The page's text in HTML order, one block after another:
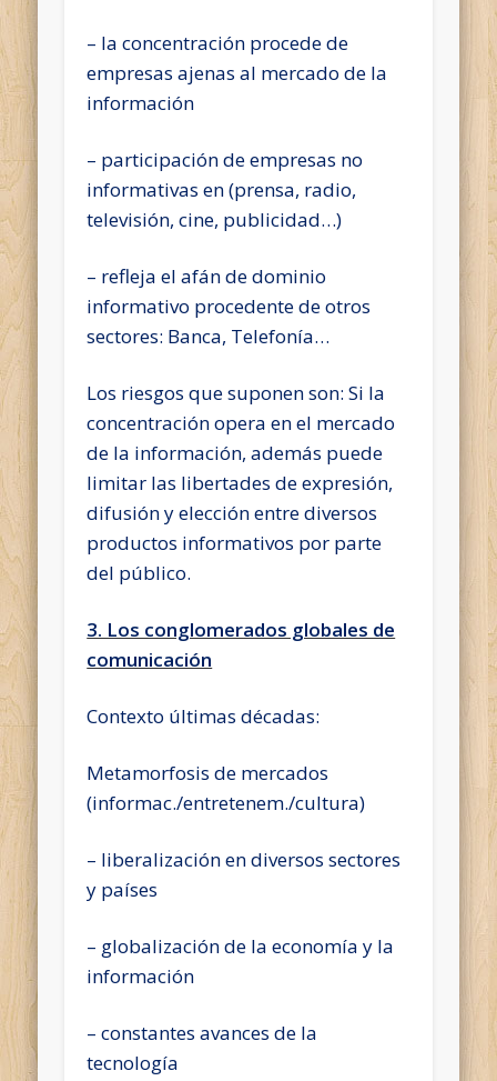
– la concentración procede de
empresas ajenas al mercado de la
información
– participación de empresas no
informativas en (prensa, radio,
televisión, cine, publicidad…)
– refleja el afán de dominio
informativo procedente de otros
sectores: Banca, Telefonía…
Los riesgos que suponen son: Si la
concentración opera en el mercado
de la información, además puede
limitar las libertades de expresión,
difusión y elección entre diversos
productos informativos por parte
del público.
3. Los conglomerados globales de
comunicación
Contexto últimas décadas:
Metamorfosis de mercados
(informac./entretenem./cultura)
– liberalización en diversos sectores
y países
– globalización de la economía y la
información
– constantes avances de la
tecnología